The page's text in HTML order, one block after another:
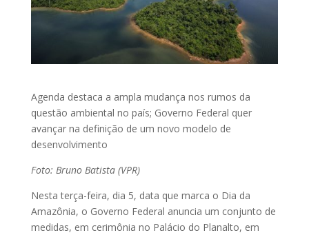
Agenda destaca a ampla mudança nos rumos da
questão ambiental no país; Governo Federal quer
avançar na definição de um novo modelo de
desenvolvimento
Foto: Bruno Batista (VPR)
Nesta terça-feira, dia 5, data que marca o Dia da
Amazônia, o Governo Federal anuncia um conjunto de
medidas, em cerimônia no Palácio do Planalto, em